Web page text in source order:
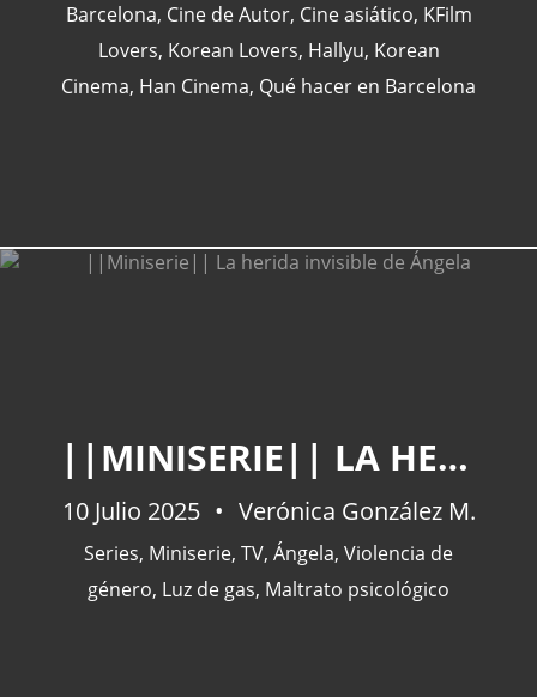
Barcelona, Cine de Autor, Cine asiático, KFilm
Lovers, Korean Lovers, Hallyu, Korean
Cinema, Han Cinema, Qué hacer en Barcelona
||MINISERIE|| LA HERIDA INVISIBLE DE ÁNGELA
10 Julio 2025 Verónica González M.
Series, Miniserie, TV, Ángela, Violencia de
género, Luz de gas, Maltrato psicológico
NEWSLETTER
Actualidad(227)
Barcelona(47)
Europa(47)
Venezuela(43)